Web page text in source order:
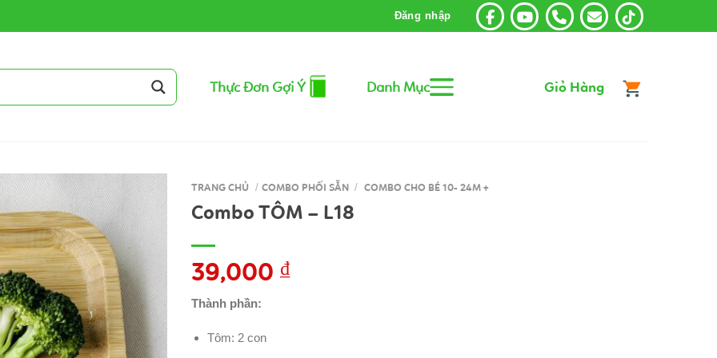
Đăng nhập
Thực Đơn Gợi Ý Danh Mục Giỏ Hàng
TRANG CHỦ / COMBO PHỐI SẴN / COMBO CHO BÉ 10- 24M +
Combo TÔM – L18
39,000 ₫
Thành phần:
Tôm: 2 con